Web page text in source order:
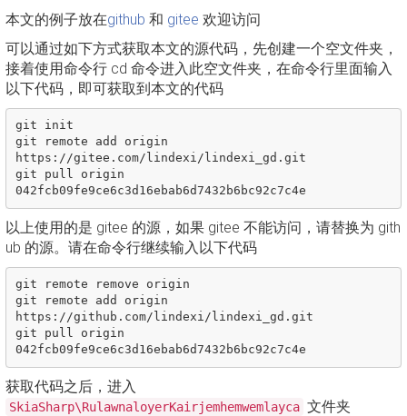
本文的例子放在github 和 gitee 欢迎访问
可以通过如下方式获取本文的源代码，先创建一个空文件夹，
接着使用命令行 cd 命令进入此空文件夹，在命令行里面输入
以下代码，即可获取到本文的代码
git init
git remote add origin
https://gitee.com/lindexi/lindexi_gd.git
git pull origin
以上使用的是 gitee 的源，如果 gitee 不能访问，请替换为 gith
ub 的源。请在命令行继续输入以下代码
git remote remove origin
git remote add origin
https://github.com/lindexi/lindexi_gd.git
git pull origin
获取代码之后，进入
SkiaSharp\RulawnaloyerKairjemhemwemlayca 文件夹